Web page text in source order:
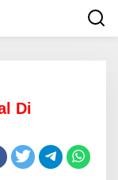
Di